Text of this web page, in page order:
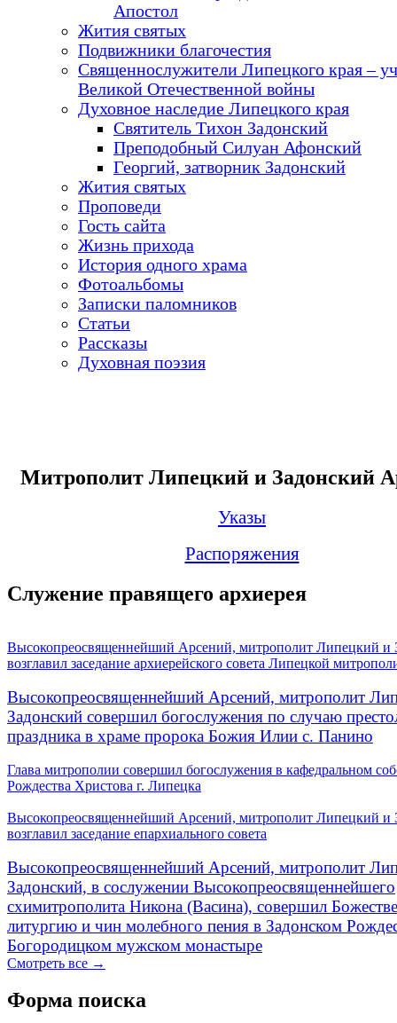
Апостол
Жития святых
Подвижники благочестия
Священнослужители Липецкого края –
Великой Отечественной войны
Духовное наследие Липецкого края
Святитель Тихон Задонский
Преподобный Силуан Афонский
Георгий, затворник Задонский
Жития святых
Проповеди
Гость сайта
Жизнь прихода
История одного храма
Фотоальбомы
Записки паломников
Статьи
Рассказы
Духовная поэзия
Митрополит Липецкий и Задонский
Указы
Распоряжения
Служение правящего архиерея
Высокопреосвященнейший Арсений, митрополит Липецкий и
возглавил заседание архиерейского совета Липецкой
Высокопреосвященнейший Арсений, митрополит
Задонский совершил богослужения по случаю
праздника в храме пророка Божия Илии с. Панино
Глава митрополии совершил богослужения в кафедральном
Рождества Христова г. Липецка
Высокопреосвященнейший Арсений, митрополит Липецкий и
возглавил заседание епархиального совета
Высокопреосвященнейший Арсений, митрополит
Задонский, в сослужении Высокопреосвященнейшего
схимитрополита Никона (Васина), совершил
литургию и чин молебного пения в Задонском
Богородицком мужском монастыре
Смотреть все →
Форма поиска